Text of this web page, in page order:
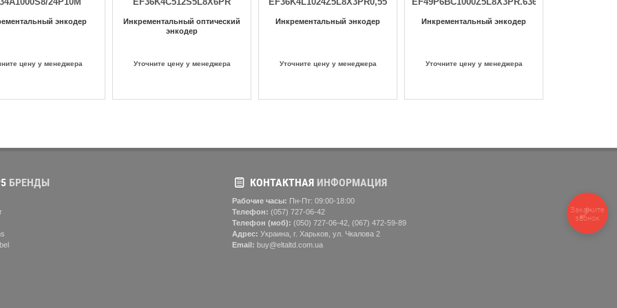
энкодер
цену у менеджера
Инкрементальный оптический
энкодер
Уточните цену у менеджера
Инкрементальный энкодер
Уточните цену у менеджера
Инкрементальный энкодер
Уточните цену у менеджера
БРЕНДЫ КОНТАКТНАЯИНФОРМАЦИЯ
Рабочие часы: Пн-Пт: 09:00-18:00
Телефон: (057) ‎727-06-42
Телефон (моб): (050) 727-06-42, (067) 472-59-89
Адрес: Украина, г. Харьков, ул. Чкалова 2
Email: buy@eltaltd.com.ua
Закажите
звонок